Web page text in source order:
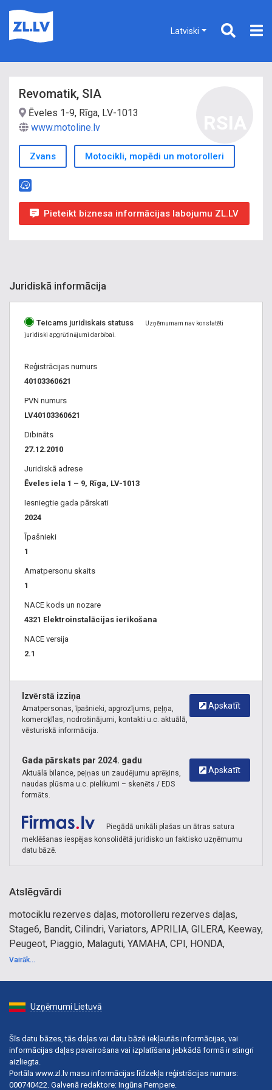
Latviski
Revomatik, SIA
Ēveles 1-9, Rīga, LV-1013
www.motoline.lv
Zvans Motocikli, mopēdi un motorolleri
Pieteikt biznesa informācijas labojumu ZL.LV
Juridiskā informācija
Teicams juridiskais statuss
Uzņēmumam nav konstatēti
juridiski apgrūtinājumi darbībai.
Reģistrācijas numurs
40103360621
PVN numurs
LV40103360621
Dibināts
27.12.2010
Juridiskā adrese
Ēveles iela 1 – 9, Rīga, LV-1013
Iesniegtie gada pārskati
2024
Īpašnieki
1
Amatpersonu skaits
1
NACE kods un nozare
4321 Elektroinstalācijas ierīkošana
NACE versija
2.1
Apskatīt
Izvērstā izziņa
Amatpersonas, īpašnieki, apgrozījums, peļņa,
komercķīlas, nodrošinājumi, kontakti u.c. aktuālā,
vēsturiskā informācija.
Apskatīt
Gada pārskats par 2024. gadu
Aktuālā bilance, peļņas un zaudējumu aprēķins,
naudas plūsma u.c. pielikumi – skenēts / EDS
formāts.
Piegādā unikāli plašas un ātras satura
meklēšanas iespējas konsolidētā juridisko un faktisko uzņēmumu
datu bāzē.
Atslēgvārdi
motociklu rezerves daļas, motorolleru rezerves daļas,
Stage6, Bandit, Cilindri, Variators, APRILIA, GILERA, Keeway,
Peugeot, Piaggio, Malaguti, YAMAHA, CPI, HONDA,
Karburators, Motoline, Gyronetics, Bandit, Yasuni,
Minarelli, Stage, Aerox, Skuter, 70cc, 50cc, Derbi Senda, DR,
easyparts, sip-scootershop, motorparts
Vairāk...
Uzņēmumi Lietuvā
Šīs datu bāzes, tās daļas vai datu bāzē iekļautās informācijas, vai
informācijas daļas pavairošana vai izplatīšana jebkādā formā ir stingri
aizliegta.
Portāla www.zl.lv masu informācijas līdzekļa reģistrācijas numurs:
000740422. Galvenā redaktore: Ingūna Pempere.